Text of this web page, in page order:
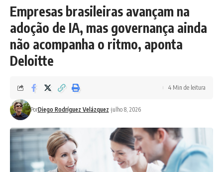
Empresas brasileiras avançam na
adoção de IA, mas governança ainda
não acompanha o ritmo, aponta
Deloitte
PorDiego Rodríguez Velázquez julho 8, 2026
4 Min de leitura